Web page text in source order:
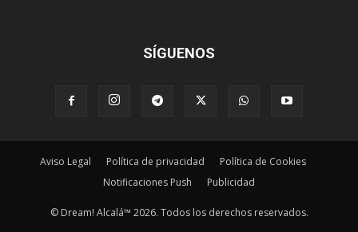
SÍGUENOS
Aviso Legal Política de privacidad
Política de Cookies
Notificaciones Push
Publicidad
© Dream! Alcalá™ 2026. Todos los derechos reservados.